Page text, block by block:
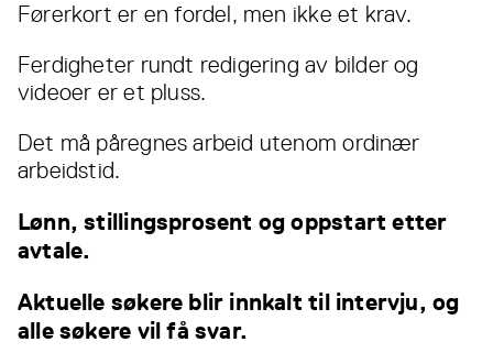
Førerkort er en fordel, men ikke et krav.
Ferdigheter rundt redigering av bilder og
videoer er et pluss.
Det må påregnes arbeid utenom ordinær
arbeidstid.
Lønn, stillingsprosent og oppstart etter
avtale.
Aktuelle søkere blir innkalt til intervju, og
alle søkere vil få svar.